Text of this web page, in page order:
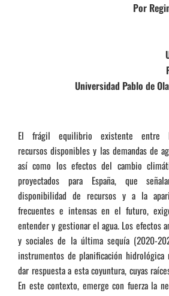
Por
Universidad Pablo de
El frágil equilibrio existente entre
recursos disponibles y las demandas de
así como los efectos del cambio
proyectados para España, que
disponibilidad de recursos y a la
frecuentes e intensas en el futuro,
entender y gestionar el agua. Los efectos
y sociales de la última sequía (2020-
instrumentos de planificación hidrológica
dar respuesta a esta coyuntura, cuyas
En este contexto, emerge con fuerza la